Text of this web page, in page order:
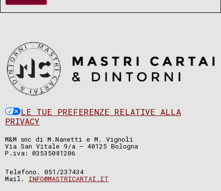
LE TUE PREFERENZE RELATIVE ALLA
PRIVACY
M&M snc di M.Nanetti e M. Vignoli
Via San Vitale 9/a – 40125 Bologna
P.iva: 03535081206
Telefono. 051/237434
Mail. INFO@MASTRICARTAI.IT